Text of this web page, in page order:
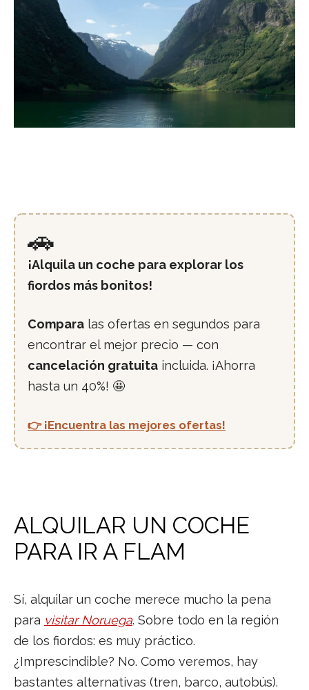
🚗
¡Alquila un coche para explorar los
fiordos más bonitos!
Compara las ofertas en segundos para
encontrar el mejor precio — con
cancelación gratuita incluida. ¡Ahorra
hasta un 40%! 🤩
👉 ¡Encuentra las mejores ofertas!
ALQUILAR UN COCHE
PARA IR A FLAM
Sí, alquilar un coche merece mucho la pena
para visitar Noruega. Sobre todo en la región
de los fiordos: es muy práctico.
¿Imprescindible? No. Como veremos, hay
bastantes alternativas (tren, barco, autobús).